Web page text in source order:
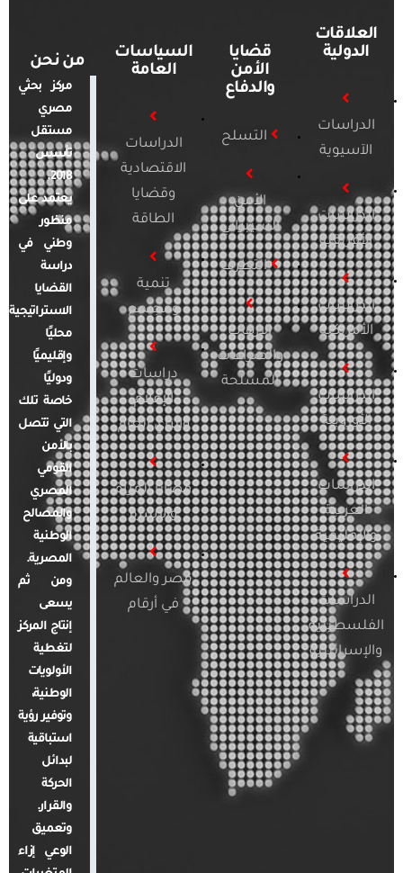
العلاقات
الدولية
الدراسات
الآسيوية
الدراسات
الأفريقية
الدراسات
الأمريكية
الدراسات
الأوروبية
الدراسات
العربية
والإقليمية
الدراسات
الفلسطينية
والإسرائيلية
قضايا
الأمن
والدفاع
التسلح
الأمن
السيبراني
التطرف
الإرهاب
والصراعات
المسلحة
السياسات
العامة
الدراسات
الاقتصادية
وقضايا
الطاقة
تنمية
ومجتمع
دراسات
الإعلام
والرأي العام
قضايا المرأة
والأسرة
مصر والعالم
في أرقام
من نحن
مركز بحثي
مصري
مستقل
تأسس
2018.
يعتمد على
منظور
وطني في
دراسة
القضايا
الاستراتيجية
محليًا
وإقليميًا
ودوليًا
خاصة تلك
التي تتصل
بالأمن
القومي
المصري
والمصالح
الوطنية
المصرية.
ومن ثم
يسعى
إنتاج المركز
لتغطية
الأولويات
الوطنية،
وتوفير رؤية
استباقية
لبدائل
الحركة
والقرار.
وتعميق
الوعي إزاء